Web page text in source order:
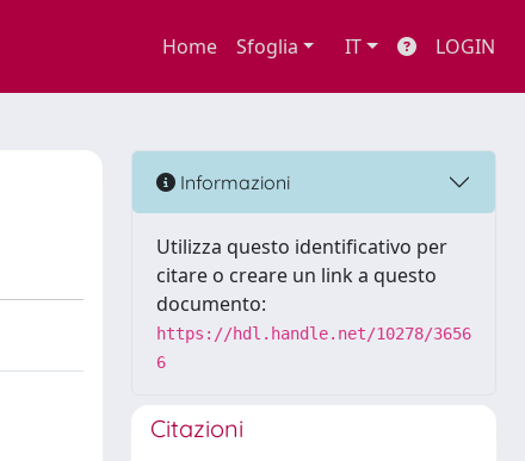
Home Sfoglia IT LOGIN
Informazioni
Utilizza questo identificativo per
citare o creare un link a questo
documento:
https://hdl.handle.net/10278/3656
6
Citazioni